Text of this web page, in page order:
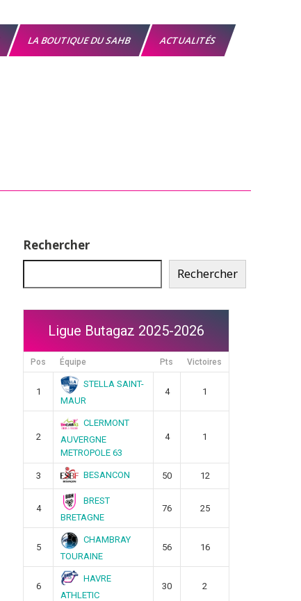
LA BOUTIQUE DU SAHB ACTUALITÉS
Rechercher
Rechercher
Ligue Butagaz 2025-2026
Pos Équipe Pts Victoires
1
STELLA SAINT-
MAUR
4 1
2
CLERMONT
AUVERGNE
METROPOLE 63
4 1
3 BESANCON 50 12
4
BREST
BRETAGNE
76 25
5
CHAMBRAY
TOURAINE
56 16
6
HAVRE
ATHLETIC
30 2